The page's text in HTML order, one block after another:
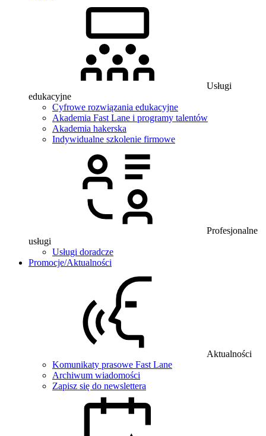
Usługi
edukacyjne
Cyfrowe rozwiązania edukacyjne
Akademia Fast Lane i programy talentów
Akademia hakerska
Indywidualne szkolenie firmowe
Profesjonalne
usługi
Usługi doradcze
Promocje/Aktualności
Aktualności
Komunikaty prasowe Fast Lane
Archiwum wiadomości
Zapisz się do newslettera